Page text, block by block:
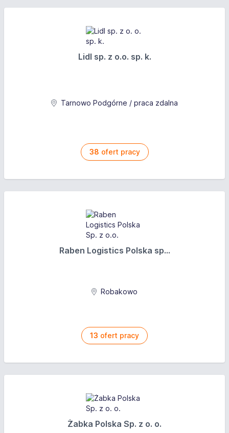
Lidl sp. z o.o. sp. k.
Tarnowo Podgórne / praca zdalna
38 ofert pracy
Raben Logistics Polska sp...
Robakowo
13 ofert pracy
Żabka Polska Sp. z o. o.